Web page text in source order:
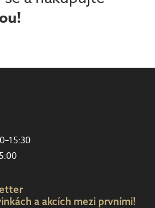
a akcích mezi prvními!